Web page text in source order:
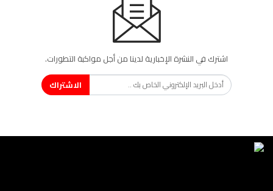
اشترك في النشرة الإخبارية لدينا من أجل مواكبة التطورات.
الاشتراك